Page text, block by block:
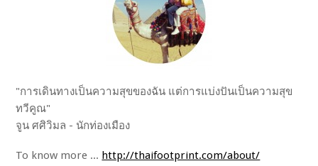
"การเดินทางเป็นความสุขของฉัน แต่การแบ่งปันเป็นความสุข
ทวีคูณ"
จูน ศศิวิมล - นักท่องเมือง
To know more ... http://thaifootprint.com/about/